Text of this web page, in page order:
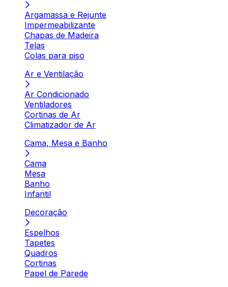
Argamassa e Rejunte
Impermeabilizante
Chapas de Madeira
Telas
Colas para piso
Ar e Ventilação
Ar Condicionado
Ventiladores
Cortinas de Ar
Climatizador de Ar
Cama, Mesa e Banho
Cama
Mesa
Banho
Infantil
Decoração
Espelhos
Tapetes
Quadros
Cortinas
Papel de Parede